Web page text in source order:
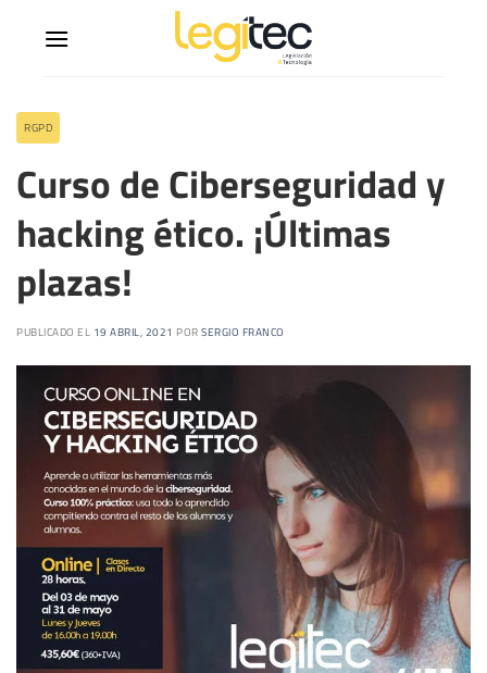
RGPD
Curso de Ciberseguridad y
hacking ético. ¡Últimas
plazas!
PUBLICADO EL 19 ABRIL, 2021 POR SERGIO FRANCO